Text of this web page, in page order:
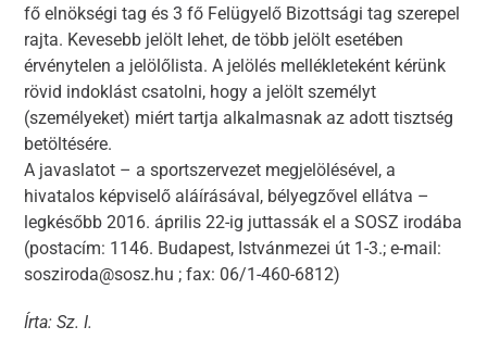
fő elnökségi tag és 3 fő Felügyelő Bizottsági tag szerepel
rajta. Kevesebb jelölt lehet, de több jelölt esetében
érvénytelen a jelölőlista. A jelölés mellékleteként kérünk
rövid indoklást csatolni, hogy a jelölt személyt
(személyeket) miért tartja alkalmasnak az adott tisztség
betöltésére.
A javaslatot – a sportszervezet megjelölésével, a
hivatalos képviselő aláírásával, bélyegzővel ellátva –
legkésőbb 2016. április 22-ig juttassák el a SOSZ irodába
(postacím: 1146. Budapest, Istvánmezei út 1-3.; e-mail:
sosziroda@sosz.hu ; fax: 06/1-460-6812)
Írta: Sz. I.